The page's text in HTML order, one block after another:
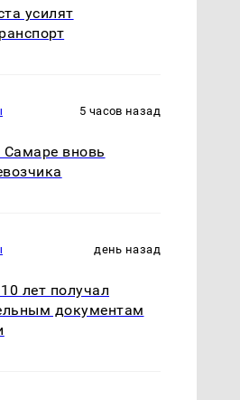
усилят
5 часов назад
вновь
день назад
лет получал
документам